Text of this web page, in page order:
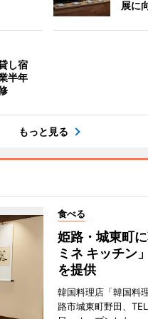
展に
し宿
半年
もっと見る
食べる
姫路・城東町
ミネ キッチン
を提供
韓国料理店「韓国料
路市城東町野田、